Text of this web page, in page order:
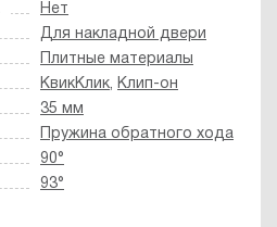
Нет
Для накладной двери
Плитные материалы
КвикКлик
Клип-он
35 мм
Пружина обратного хода
90°
93°